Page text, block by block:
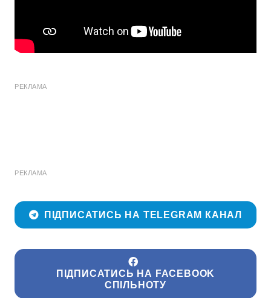
РЕКЛАМА
РЕКЛАМА
ПІДПИСАТИСЬ НА TELEGRAM КАНАЛ
ПІДПИСАТИСЬ НА FACEBOOK
СПІЛЬНОТУ